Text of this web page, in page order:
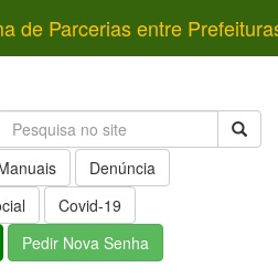
de Parcerias entre
Denúncia
Covid-19
Pedir Nova Senha